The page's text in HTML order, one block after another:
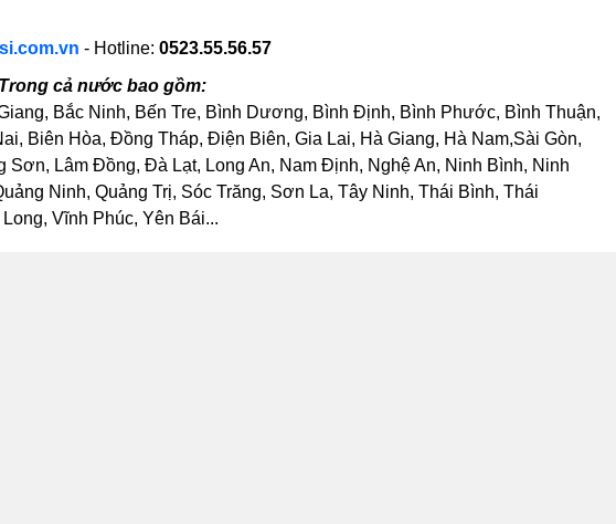
- Hotline: 0523.55.56.57
cả nước bao gồm:
Bắc Ninh, Bến Tre, Bình Dương, Bình Định, Bình Phước, Bình Thuận,
Biên Hòa, Đồng Tháp, Điện Biên, Gia Lai, Hà Giang, Hà Nam,Sài Gòn,
Lâm Đồng, Đà Lạt, Long An, Nam Định, Nghệ An, Ninh Bình, Ninh
Ninh, Quảng Trị, Sóc Trăng, Sơn La, Tây Ninh, Thái Bình, Thái
Vĩnh Phúc, Yên Bái...